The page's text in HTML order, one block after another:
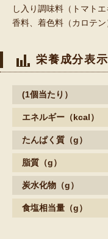
し入り調味料（トマト
香料、着色料（カロテ
栄養成分表示
(1個当たり）
エネルギー （kcal）
たんぱく質 （g）
脂質 （g）
炭水化物 （g）
食塩相当量（g）